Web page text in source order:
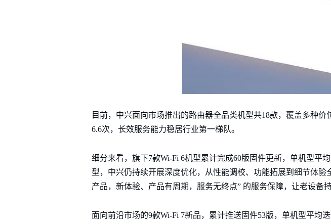
目前，中兴面向市场推出的路由器全品类机型共18款，覆盖多种
6.6次，长效服务能力稳居行业第一梯队。
细分来看，旗下7款Wi-Fi 6机型累计完成60版固件更新，单机型平
型，中兴仍持续开展深度优化，从性能调校、功能拓展到细节体
产品，新体验、产品有周期，服务无终点” 的服务保障，让老设备持
面向前沿市场的9款Wi-Fi 7新品，累计推送固件53版，单机型平均